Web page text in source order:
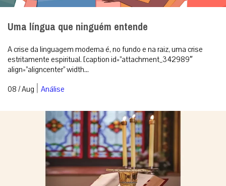
Uma língua que ninguém entende
A crise da linguagem moderna é, no fundo e na raiz, uma crise
estritamente espiritual. [caption id=”attachment_342989″
align=”aligncenter” width...
08 / Aug | Análise